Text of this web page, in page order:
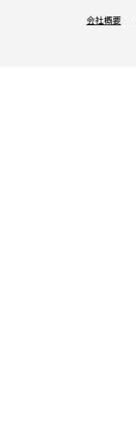
会社概要